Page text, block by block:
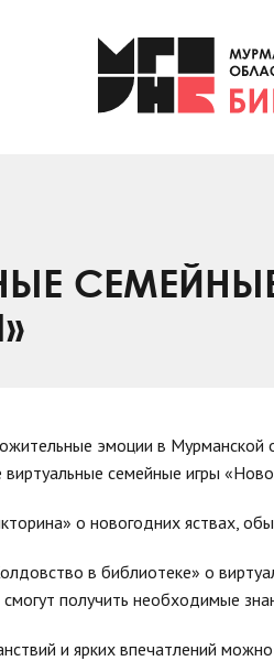
эмоции в Мурманской
семейные игры
о новогодних яствах,
в библиотеке» о
получить необходимые
и ярких впечатлений